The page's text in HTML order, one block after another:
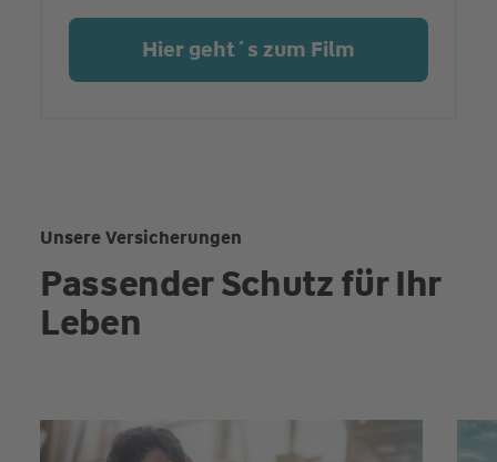
Hier geht´s zum Film
Unsere Versicherungen
Passender Schutz für Ihr
Leben